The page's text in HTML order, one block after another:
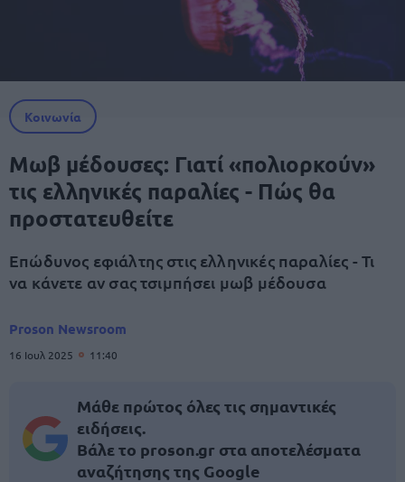
Κοινωνία
Μωβ μέδουσες: Γιατί «πολιορκούν»
τις ελληνικές παραλίες - Πώς θα
προστατευθείτε
Επώδυνος εφιάλτης στις ελληνικές παραλίες - Τι
να κάνετε αν σας τσιμπήσει μωβ μέδουσα
Proson Newsroom
16 Ιουλ 2025 11:40
Μάθε πρώτος όλες τις σημαντικές
ειδήσεις.
Βάλε το proson.gr στα αποτελέσματα
αναζήτησης της Google